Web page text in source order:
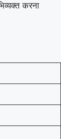
करना